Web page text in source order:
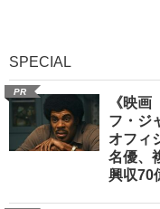
SPECIAL
PR
《映
フ・ジ
オフィ
名優、
興収70